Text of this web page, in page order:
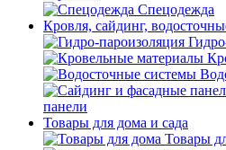
Спецодежда
Кровля, сайдинг,
панели
Товары для дома и сада
Товары